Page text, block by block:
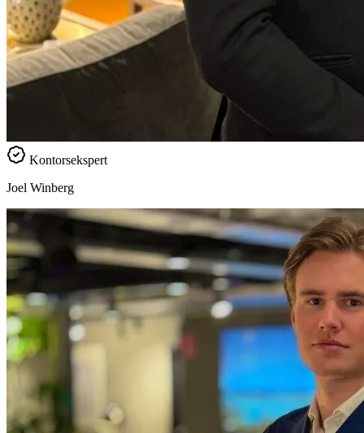
Kontorsekspert
Joel Winberg